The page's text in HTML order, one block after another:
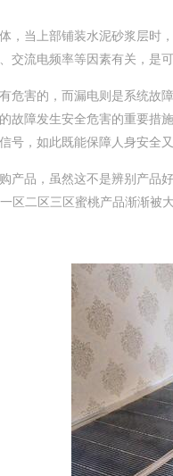
，当上部铺装水泥砂浆层时
交流电频率等因素有关，是
危害的，而漏电则是系统
障发生安全危害的重要措施
，如此既能保障人身安全又
产品，虽然这不是辨别产
二区三区蜜桃产品渐渐被大家